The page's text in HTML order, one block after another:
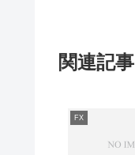
関連記事
FX